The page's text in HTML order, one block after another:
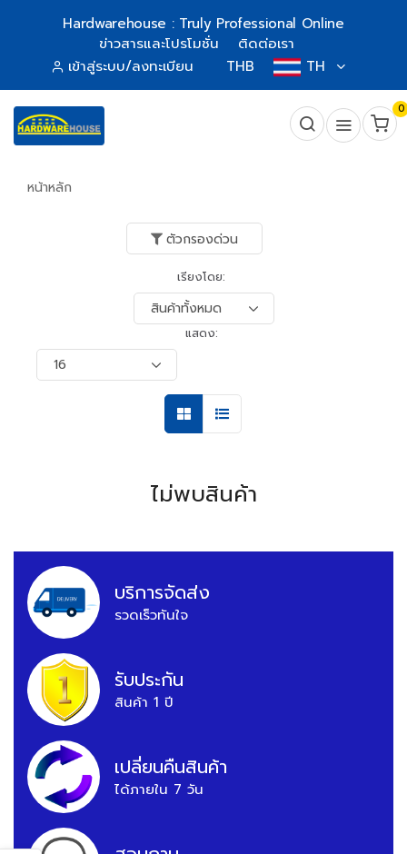
Hardwarehouse : Truly Professional Online
ข่าวสารและโปรโมชั่น
ติดต่อเรา
เข้าสู่ระบบ/ลงทะเบียน
THB TH
0
หน้าหลัก
ตัวกรองด่วน
เรียงโดย:
แสดง:
ไม่พบสินค้า
บริการจัดส่ง
รวดเร็วทันใจ
รับประกัน
สินค้า 1 ปี
เปลี่ยนคืนสินค้า
ได้ภายใน 7 วัน